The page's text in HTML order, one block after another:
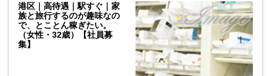
港区｜高待遇｜駅すぐ｜家
族と旅行するのが趣味なの
で、とことん稼ぎたい。
（女性・32歳）【社員募
集】